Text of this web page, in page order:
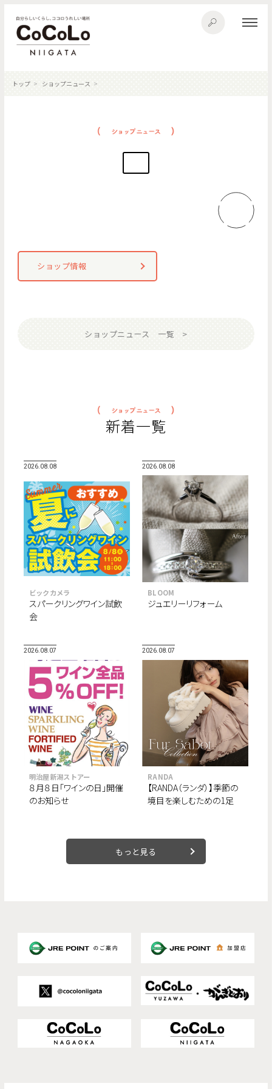
トップ ショップニュース
ショップ情報
ショップニュース 一覧
新着一覧
2026.08.08
ビックカメラ
スパークリングワイン試飲
会
2026.08.08
BLOOM
ジュエリーリフォーム
2026.08.07
明治屋新潟ストアー
８月８日「ワインの日」開催
のお知らせ
2026.08.07
RANDA
【RANDA（ランダ）】季節の
境目を楽しむための1足
もっと見る